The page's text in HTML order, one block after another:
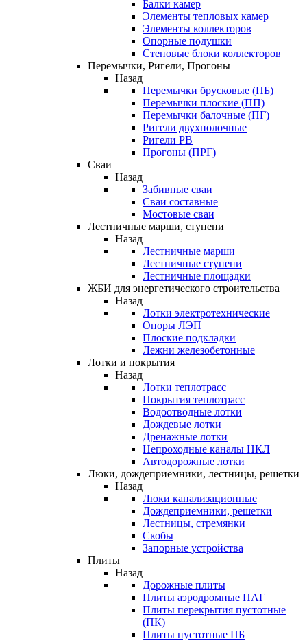
Балки камер
Элементы тепловых камер
Элементы коллекторов
Опорные подушки
Стеновые блоки коллекторов
Перемычки, Ригели, Прогоны
Назад
Перемычки брусковые (ПБ)
Перемычки плоские (ПП)
Перемычки балочные (ПГ)
Ригели двухполочные
Ригели РВ
Прогоны (ПРГ)
Сваи
Назад
Забивные сваи
Сваи составные
Мостовые сваи
Лестничные марши, ступени
Назад
Лестничные марши
Лестничные ступени
Лестничные площадки
ЖБИ для энергетического строительства
Назад
Лотки электротехнические
Опоры ЛЭП
Плоские подкладки
Лежни железобетонные
Лотки и покрытия
Назад
Лотки теплотрасс
Покрытия теплотрасс
Водоотводные лотки
Дождевые лотки
Дренажные лотки
Непроходные каналы НКЛ
Автодорожные лотки
Люки, дождеприемники, лестницы, решетки
Назад
Люки канализационные
Дождеприемники, решетки
Лестницы, стремянки
Скобы
Запорные устройства
Плиты
Назад
Дорожные плиты
Плиты аэродромные ПАГ
Плиты перекрытия пустотные
(ПК)
Плиты пустотные ПБ